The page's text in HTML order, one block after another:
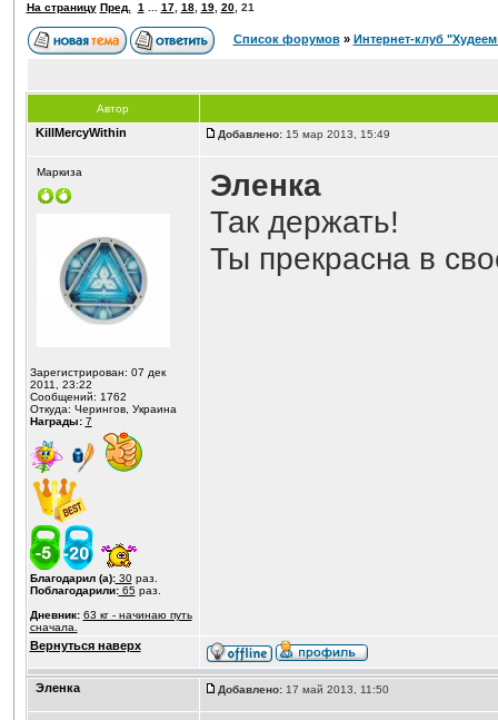
На страницу Пред. 1 17, 18, 19, 20, 21
Список форумов» Интернет-клуб
Автор
KillMercyWithin Добавлено:15 мар 2013, 15:49
Маркиза
Зарегистрирован: 07 дек
2011, 23:22
Сообщений: 1762
Откуда: Черингов, Украина
Награды: 7
Благодарил (а):30раз.
Поблагодарили:65раз.
Дневник: 63 кг - начинаю путь
сначала.
Эленка
Так держать!
Ты прекрасна в
Вернуться наверх
Эленка Добавлено:17 май 2013, 11:50